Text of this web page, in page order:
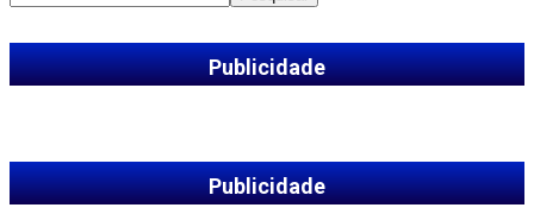
Publicidade
Publicidade